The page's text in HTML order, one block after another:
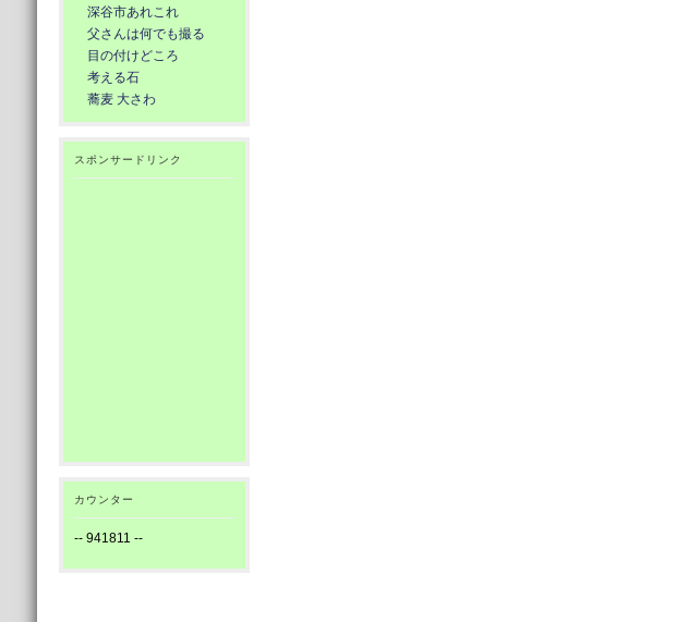
深谷市あれこれ
父さんは何でも撮る
目の付けどころ
考える石
蕎麦 大さわ
スポンサードリンク
カウンター
-- 941811 --